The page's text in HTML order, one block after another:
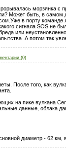
морзянка с
Может быть, в самом
в порту команде
сигнала SOS не
или
А потом так
(0)
После того, как
на пике вулкана
данные, облака
диаметр - 62 км,